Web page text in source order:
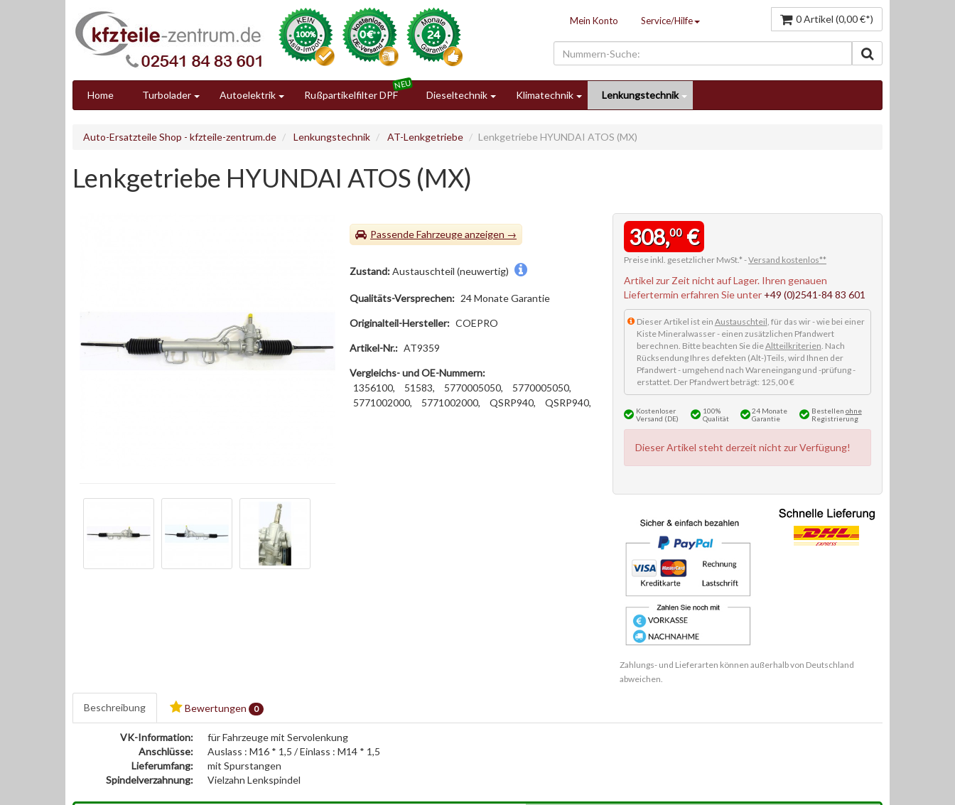
Mein Konto Service/Hilfe 0 Artikel (0,00 €*)
Home Turbolader Autoelektrik Rußpartikelfilter DPF Dieseltechnik Klimatechnik Lenkungstechnik
Auto-Ersatzteile Shop - kfzteile-zentrum.de Lenkungstechnik AT-Lenkgetriebe Lenkgetriebe HYUNDAI ATOS (MX)
Lenkgetriebe HYUNDAI ATOS (MX)
Passende Fahrzeuge
Zustand:Austauschteil (neuwertig)
Qualitäts-Versprechen: 24 Monate Garantie
Originalteil-Hersteller: COEPRO
Artikel-Nr.: AT9359
Vergleichs- und OE-Nummern:
1356100,
51583, 5770005050,
5770005050,
5771002000,
5771002000, QSRP940, QSRP940,
308,00€
Preise inkl. gesetzlicher MwSt.* -Versand kostenlos**
Artikel zur Zeit nicht auf Lager. Ihren genauen
Liefertermin erfahren Sie unter +49 (0)2541-84 83 601
Dieser Artikel ist ein Austauschteil, für das wir - wie bei einer
Kiste Mineralwasser - einen zusätzlichen Pfandwert
berechnen. Bitte beachten Sie dieAltteilkriterien. Nach
Rücksendung Ihres defekten (Alt-)Teils, wird Ihnen der
Pfandwert - umgehend nach Wareneingang und -prüfung -
erstattet. Der Pfandwert beträgt: 125,00 €
Kostenloser
Versand (DE)
100%
Qualität
24 Monate
Garantie
Bestellen ohne
Registrierung
Dieser Artikel steht derzeit nicht zur Verfügung!
Zahlungs- und Lieferarten können außerhalb von Deutschland
abweichen.
Beschreibung Bewertungen 0
VK-Information:
für Fahrzeuge mit Servolenkung
Anschlüsse:
Auslass : M16 * 1,5 / Einlass : M14 * 1,5
Lieferumfang:
mit Spurstangen
Spindelverzahnung:
Vielzahn Lenkspindel